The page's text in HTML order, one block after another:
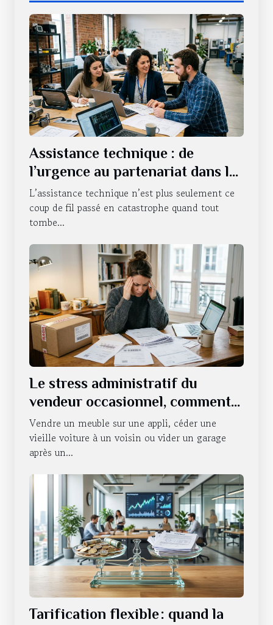
Assistance technique : de
l’urgence au partenariat dans la
durée
L’assistance technique n’est plus seulement ce
coup de fil passé en catastrophe quand tout
tombe...
Le stress administratif du
vendeur occasionnel, comment
s’en défaire ?
Vendre un meuble sur une appli, céder une
vieille voiture à un voisin ou vider un garage
après un...
Tarification flexible : quand la